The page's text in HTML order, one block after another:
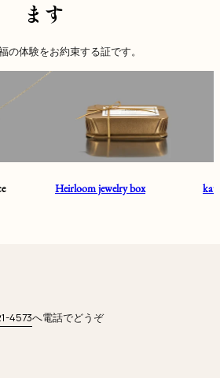
ます
の体験をお約束する証です。
Heirloom jewelry box
4573へ電話でどうぞ